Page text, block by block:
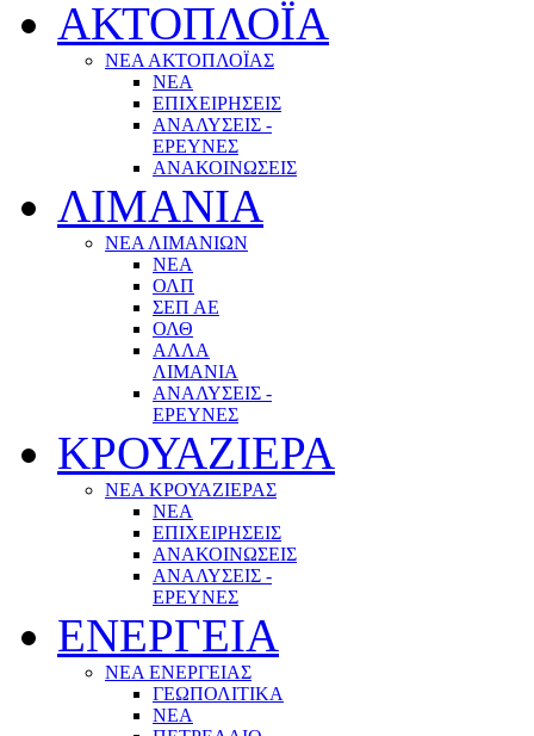
ΑΚΤΟΠΛΟΪΑ
ΝΕΑ ΑΚΤΟΠΛΟΪΑΣ
ΝΕΑ
ΕΠΙΧΕΙΡΗΣΕΙΣ
ΑΝΑΛΥΣΕΙΣ -
ΕΡΕΥΝΕΣ
ΑΝΑΚΟΙΝΩΣΕΙΣ
ΛΙΜΑΝΙΑ
ΝΕΑ ΛΙΜΑΝΙΩΝ
ΝΕΑ
ΟΛΠ
ΣΕΠ ΑΕ
ΟΛΘ
ΑΛΛΑ
ΛΙΜΑΝΙΑ
ΑΝΑΛΥΣΕΙΣ -
ΕΡΕΥΝΕΣ
ΚΡΟΥΑΖΙΕΡΑ
ΝΕΑ ΚΡΟΥΑΖΙΕΡΑΣ
NEA
ΕΠΙΧΕΙΡΗΣΕΙΣ
ΑΝΑΚΟΙΝΩΣΕΙΣ
ΑΝΑΛΥΣΕΙΣ -
ΕΡΕΥΝΕΣ
ΕΝΕΡΓΕΙΑ
ΝΕΑ ΕΝΕΡΓΕΙΑΣ
ΓΕΩΠΟΛΙΤΙΚΑ
ΝΕΑ